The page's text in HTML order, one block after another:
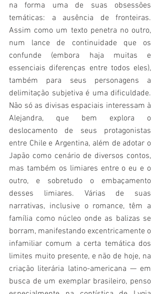
na forma uma de suas obsessões
temáticas: a ausência de fronteiras.
Assim como um texto penetra no outro,
num lance de continuidade que os
confunde (embora haja muitas e
essenciais diferenças entre todos eles),
também para seus personagens a
delimitação subjetiva é uma dificuldade.
Não só as divisas espaciais interessam à
Alejandra, que bem explora o
deslocamento de seus protagonistas
entre Chile e Argentina, além de adotar o
Japão como cenário de diversos contos,
mas também os limiares entre o eu e o
outro, e sobretudo o embaçamento
desses limiares. Várias de suas
narrativas, inclusive o romance, têm a
família como núcleo onde as balizas se
borram, manifestando excentricamente o
infamiliar comum a certa temática dos
limites muito presente, e não de hoje, na
criação literária latino-americana — em
busca de um exemplar brasileiro, penso